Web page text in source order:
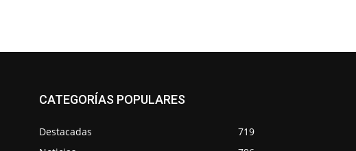
CATEGORÍAS POPULARES
Destacadas
719